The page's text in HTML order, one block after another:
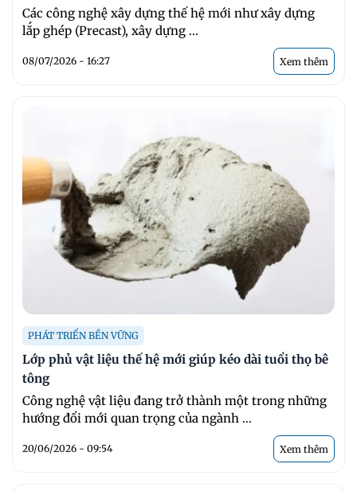
Các công nghệ xây dựng thế hệ mới như xây dựng
lắp ghép (Precast), xây dựng ...
08/07/2026 - 16:27 Xem thêm
PHÁT TRIỂN BỀN VỮNG
Lớp phủ vật liệu thế hệ mới giúp kéo dài tuổi thọ bê
tông
Công nghệ vật liệu đang trở thành một trong những
hướng đổi mới quan trọng của ngành ...
20/06/2026 - 09:54 Xem thêm